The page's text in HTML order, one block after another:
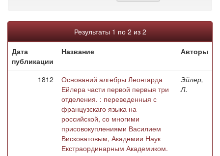
Результаты 1 по 2 из 2
Дата
публикации
Название Авторы
1812
Оснований алгебры Леонгарда
Ейлера части первой первыя три
отделения. : переведенныя с
французскаго языка на
российской, со многими
присовокуплениями Василием
Висковатовым, Академии Наук
Екстраординарным Академиком.
Эйлер,
Л.